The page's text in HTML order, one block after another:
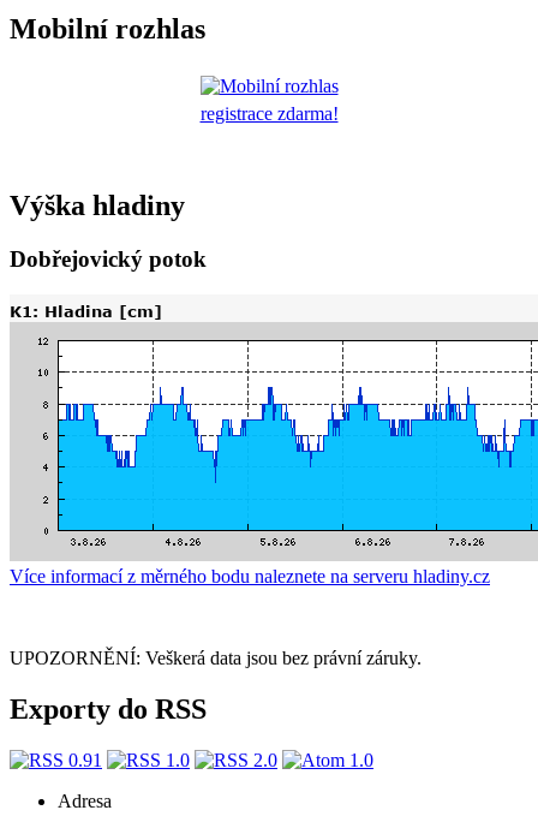
Mobilní rozhlas
registrace zdarma!
Výška hladiny
Dobřejovický potok
Více informací z měrného bodu naleznete na serveru hladiny.cz
UPOZORNĚNÍ: Veškerá data jsou bez právní záruky.
Exporty do RSS
Adresa